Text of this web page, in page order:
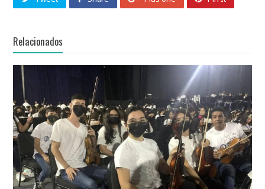
Relacionados